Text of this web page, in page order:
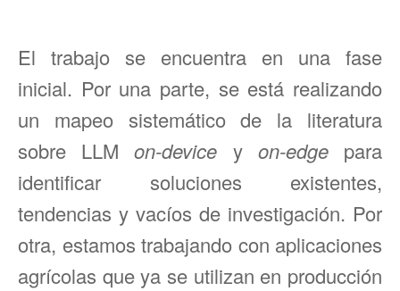
El trabajo se encuentra en una fase
inicial. Por una parte, se está realizando
un mapeo sistemático de la literatura
sobre LLMon-device y on-edgepara
identificar soluciones existentes,
tendencias y vacíos de investigación. Por
otra, estamos trabajando con aplicaciones
agrícolas que ya se utilizan en producción